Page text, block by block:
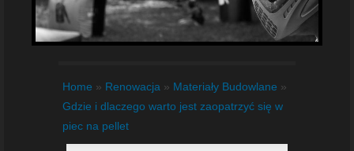
Home » Renowacja » Materiały Budowlane »
Gdzie i dlaczego warto jest zaopatrzyć się w
piec na pellet